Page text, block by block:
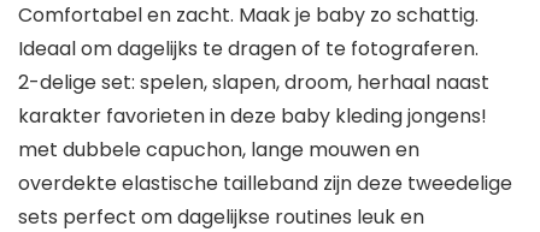
Comfortabel en zacht. Maak je baby zo schattig.
Ideaal om dagelijks te dragen of te fotograferen.
2-delige set: spelen, slapen, droom, herhaal naast
karakter favorieten in deze baby kleding jongens!
met dubbele capuchon, lange mouwen en
overdekte elastische tailleband zijn deze tweedelige
sets perfect om dagelijkse routines leuk en